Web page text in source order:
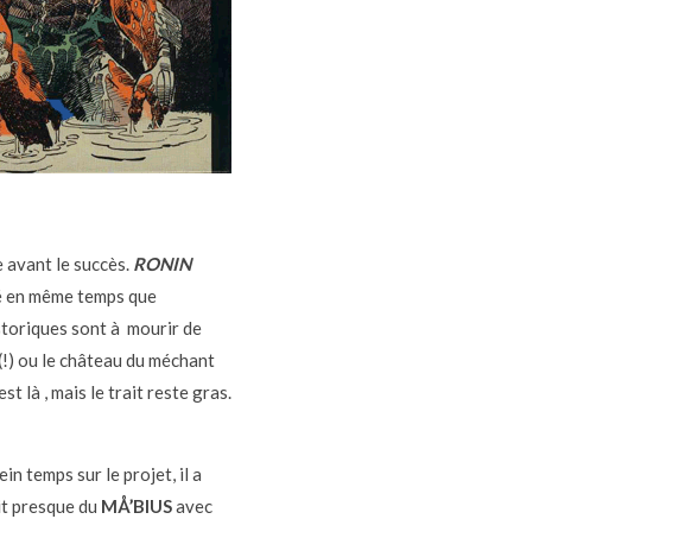
le succès. RONIN
même temps que
sont à mourir de
ou le château du méchant
là , mais le trait reste gras.
temps sur le projet, il a
presque du MÅ’BIUSavec